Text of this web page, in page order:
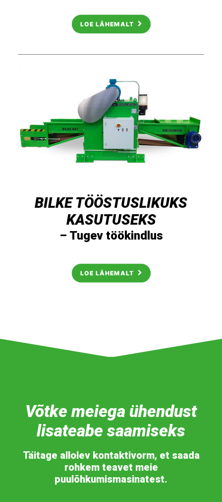
LOE LÄHEMALT
BILKE TÖÖSTUSLIKUKS
KASUTUSEKS
– Tugev töökindlus
LOE LÄHEMALT
Võtke meiega ühendust
lisateabe saamiseks
Täitage allolev kontaktivorm, et saada
rohkem teavet meie
puulõhkumismasinatest.